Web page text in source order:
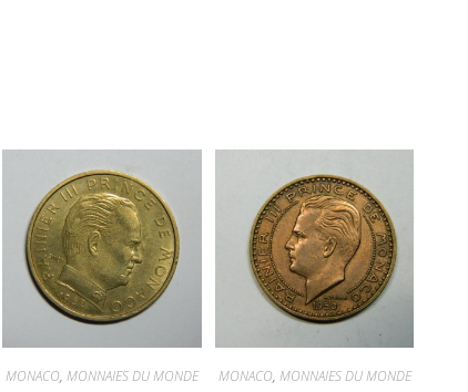
MONACO, MONNAIES DU MONDE MONACO, MONNAIES DU MONDE